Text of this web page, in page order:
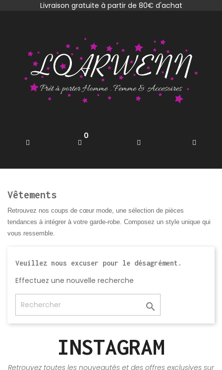
Livraison gratuite à partir de 80€ d'achat
0
Vêtements
Retrouvez nos coups de cœur mode, une sélection de pièces
tendances à intégrer à votre garde-robe. Composez un style unique qui
vous ressemble.
Veuillez nous excuser pour le désagrément.
Effectuez une nouvelle recherche

INSTAGRAM
Retrouvez toutes les nouveautés et des offres exclusives sur